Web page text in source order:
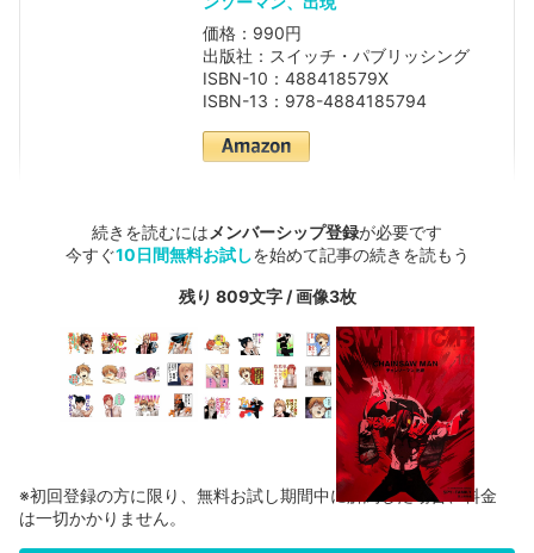
価格：990円
出版社：スイッチ・パブリッシング
ISBN-10：488418579X
ISBN-13：978-4884185794
続きを読むには メンバーシップ登録が必要です
今すぐ10日間無料お試しを始めて記事の続きを読もう
残り 809文字 / 画像3枚
※初回登録の方に限り、無料お試し期間中に解約した場合、料金
は一切かかりません。